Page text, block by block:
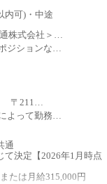
内可)・中途
株式会社＞…
ジションな…
〒211…
よって勤務…
通
決定【2026年1月時点
は月給315,000円